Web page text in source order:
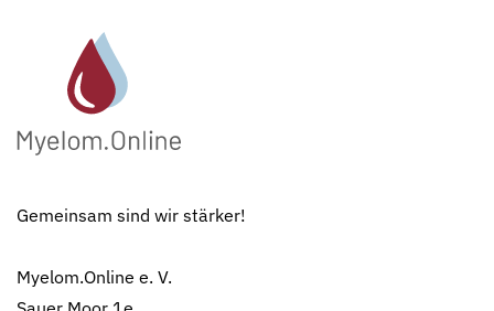
Gemeinsam sind wir stärker!
Myelom.Online e. V.